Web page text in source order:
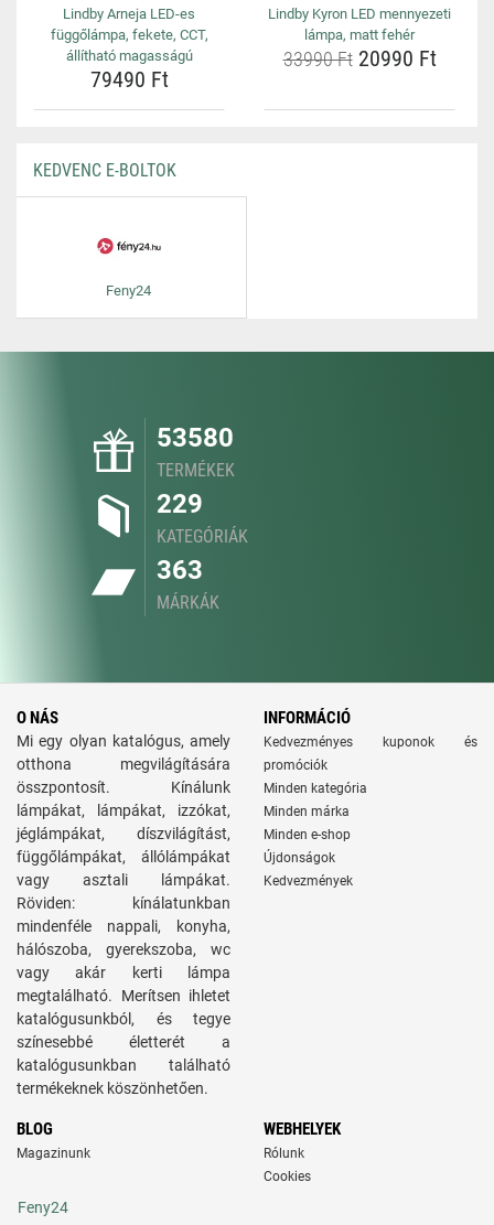
Lindby Arneja LED-es
függőlámpa, fekete, CCT,
állítható magasságú
79490 Ft
Lindby Kyron LED mennyezeti
lámpa, matt fehér
33990 Ft20990 Ft
KEDVENC E-BOLTOK
Feny24
53580
TERMÉKEK
229
KATEGÓRIÁK
363
MÁRKÁK
O NÁS
Mi egy olyan katalógus, amely
otthona megvilágítására
összpontosít. Kínálunk
lámpákat, lámpákat, izzókat,
jéglámpákat, díszvilágítást,
függőlámpákat, állólámpákat
vagy asztali lámpákat.
Röviden: kínálatunkban
mindenféle nappali, konyha,
hálószoba, gyerekszoba, wc
vagy akár kerti lámpa
megtalálható. Merítsen ihletet
katalógusunkból, és tegye
színesebbé életterét a
katalógusunkban található
termékeknek köszönhetően.
INFORMÁCIÓ
Kedvezményes kuponok és
promóciók
Minden kategória
Minden márka
Minden e-shop
Újdonságok
Kedvezmények
BLOG
Magazinunk
WEBHELYEK
Rólunk
Cookies
Feny24